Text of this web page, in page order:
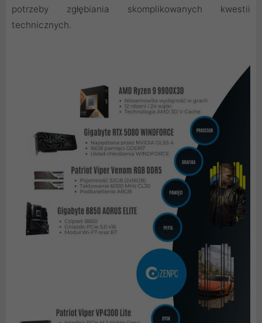
potrzeby zgłębiania skomplikowanych kwestii
technicznych.